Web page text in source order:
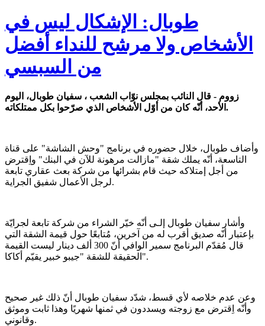
طوبال: الإشكال ليس في
الأشخاص ولا مرشح للنداء أفضل
من السبسي
زووم - قال النائب بمجلس نوّاب الشعب ، سفيان طوبال، اليوم
الأحد، أنّه كان من أوّل الأشخاص الذي صرّحوا بكل ممتلكاته.
وأضاف طوبال، خلال حضوره في برنامج "وحش الشاشة" على قناة
التاسعة، أنّه يملك شقة "مازالت مرهونة للآن في البنك" واِقترض
من أجل إمتلاكه حيث قام بشرائها من شركة بعث عقاري تابعة
لرجل الأعمال شفيق الجراية.
وأشار سفيان طوبال إلـى أنّه خيّر الشراء من شركة تابعة لجرايّة
بإعتبار أنّه صديق أقرب له من آخرين، مُتابعًا حول قيمة الشقة التي
قال مُقدّم البرنامج سمير الوافي أنّ 300 ألف دينار ليست القيمة
الحقيقة للشقة "جيبو خبير يقيّم أكاكا".
وعن عدم خلاصه لأي قسط، شدّد سفيان طوبال أنّ ذلك غير صحيح
وأنّه اِقترض مع زوجته ويسددون في ثمنها شهريًا وهذا ثابت وموثق
وقانوني.